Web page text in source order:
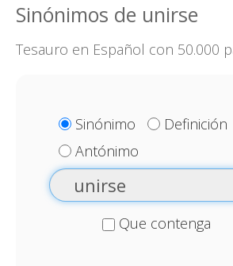
Sinónimos de unirse
Tesauro en Español con 50.000
Sinónimo
Definición
Antónimo
Que contenga